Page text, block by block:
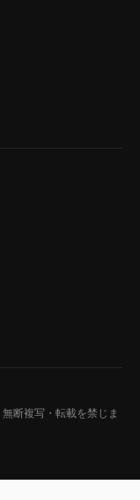
無断複写・転載を禁じま